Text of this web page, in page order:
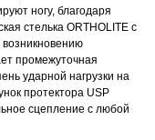
ногу, благодаря
стелька ORTHOLITE c
возникновению
промежуточная
ударной нагрузки на
протектора USP
сцепление с любой